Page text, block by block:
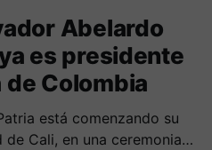
Abelardo
es presidente
de Colombia
está comenzando su
Cali, en una ceremonia